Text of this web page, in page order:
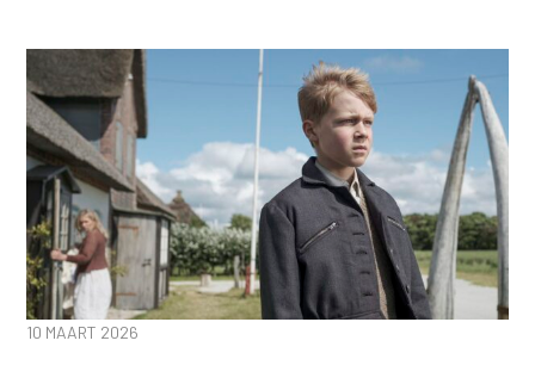
10 MAART 2026